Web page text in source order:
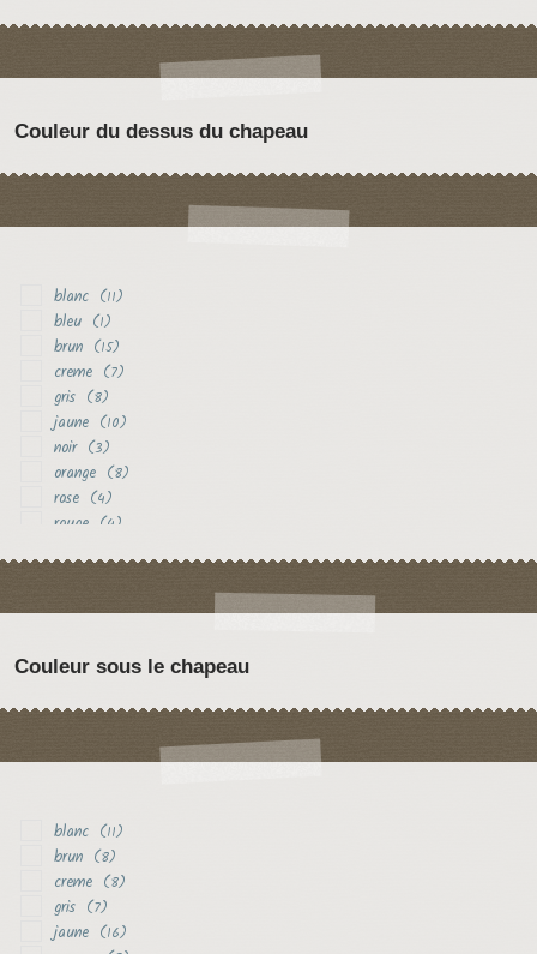
Couleur du dessus du chapeau
blanc (11)
bleu (1)
brun (15)
creme (7)
gris (8)
jaune (10)
noir (3)
orange (8)
rose (4)
rouge (4)
Couleur sous le chapeau
blanc (11)
brun (8)
creme (8)
gris (7)
jaune (16)